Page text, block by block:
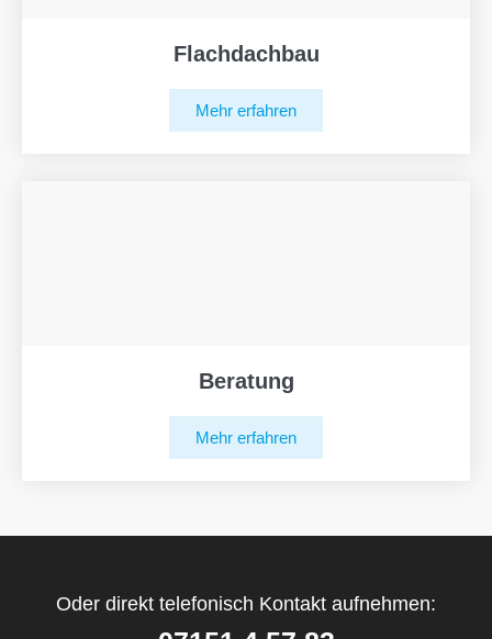
Flachdachbau
Mehr erfahren
Beratung
Mehr erfahren
Oder direkt telefonisch Kontakt aufnehmen: